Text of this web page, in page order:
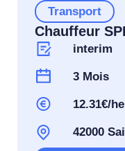
Transport
Chauffeur
interim
3 Mois
12.31€/
42000